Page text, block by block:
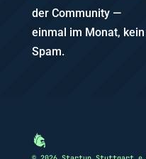
der Community —
einmal im Monat, kein
Spam.